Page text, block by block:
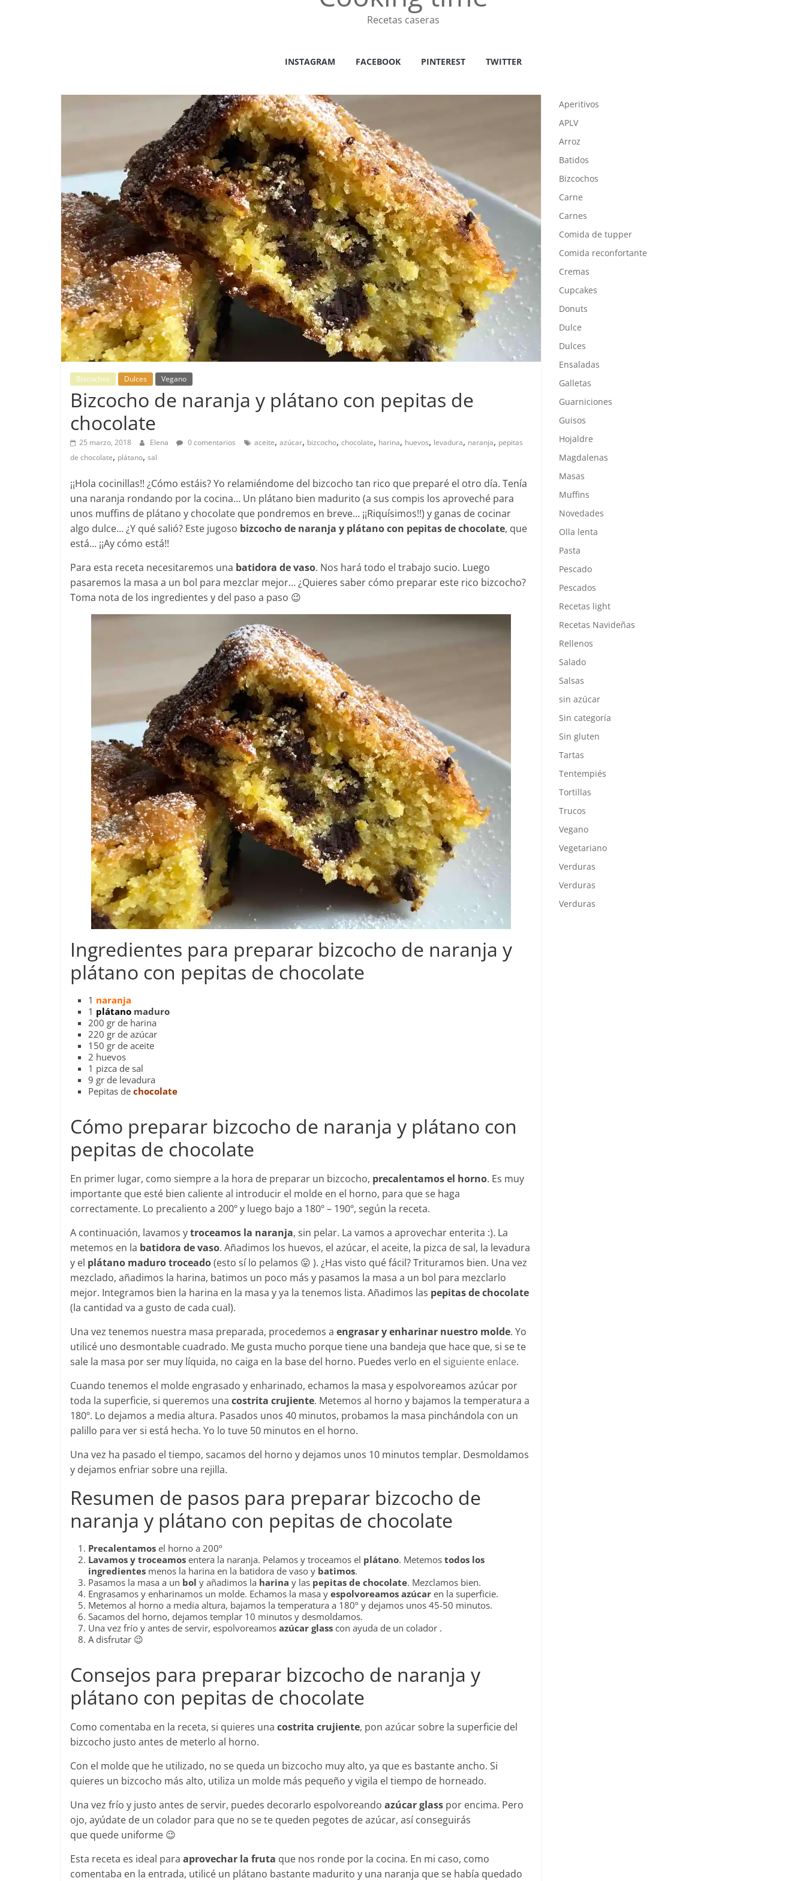
Recetas caseras
INSTAGRAM FACEBOOK PINTEREST TWITTER
Bizcochos Dulces Vegano
Bizcocho de naranja y plátano con pepitas de
chocolate
25 marzo, 2018 Elena 0 comentarios aceite, azúcar, bizcocho, chocolate, harina, huevos, levadura, naranja, pepitas
de chocolate, plátano, sal
¡¡Hola cocinillas!! ¿Cómo estáis? Yo relamiéndome del bizcocho tan rico que preparé el otro día. Tenía
una naranja rondando por la cocina… Un plátano bien madurito (a sus compis los aproveché para
unos muffins de plátano y chocolate que pondremos en breve… ¡¡Riquísimos!!) y ganas de cocinar
algo dulce… ¿Y qué salió? Este jugoso bizcocho de naranja y plátano con pepitas de chocolate, que
está… ¡¡Ay cómo está!!
Para esta receta necesitaremos una batidora de vaso. Nos hará todo el trabajo sucio. Luego
pasaremos la masa a un bol para mezclar mejor… ¿Quieres saber cómo preparar este rico bizcocho?
Toma nota de los ingredientes y del paso a paso 😉
Ingredientes para preparar bizcocho de naranja y
plátano con pepitas de chocolate
1 naranja
1 plátano maduro
200 gr de harina
220 gr de azúcar
150 gr de aceite
2 huevos
1 pizca de sal
9 gr de levadura
Pepitas de chocolate
Cómo preparar bizcocho de naranja y plátano con
pepitas de chocolate
En primer lugar, como siempre a la hora de preparar un bizcocho, precalentamos el horno. Es muy
importante que esté bien caliente al introducir el molde en el horno, para que se haga
correctamente. Lo precaliento a 200º y luego bajo a 180º – 190º, según la receta.
A continuación, lavamos ytroceamos la naranja, sin pelar. La vamos a aprovechar enterita :). La
metemos en la batidora de vaso. Añadimos los huevos, el azúcar, el aceite, la pizca de sal, la levadura
y el plátano maduro troceado(esto sí lo pelamos 😛 ). ¿Has visto qué fácil? Trituramos bien. Una vez
mezclado, añadimos la harina, batimos un poco más y pasamos la masa a un bol para mezclarlo
mejor. Integramos bien la harina en la masa y ya la tenemos lista. Añadimos las pepitas de chocolate
(la cantidad va a gusto de cada cual).
Una vez tenemos nuestra masa preparada, procedemos a engrasar y enharinar nuestro molde. Yo
utilicé uno desmontable cuadrado. Me gusta mucho porque tiene una bandeja que hace que, si se te
sale la masa por ser muy líquida, no caiga en la base del horno. Puedes verlo en el siguiente enlace.
Cuando tenemos el molde engrasado y enharinado, echamos la masa y espolvoreamos azúcar por
toda la superficie, si queremos una costrita crujiente. Metemos al horno y bajamos la temperatura a
180º. Lo dejamos a media altura. Pasados unos 40 minutos, probamos la masa pinchándola con un
palillo para ver si está hecha. Yo lo tuve 50 minutos en el horno.
Una vez ha pasado el tiempo, sacamos del horno y dejamos unos 10 minutos templar. Desmoldamos
y dejamos enfriar sobre una rejilla.
Resumen de pasos para preparar bizcocho de
naranja y plátano con pepitas de chocolate
Precalentamos el horno a 200º
Lavamos y troceamos entera la naranja. Pelamos y troceamos el plátano. Metemos todos los
ingredientes menos la harina en la batidora de vaso y batimos.
Pasamos la masa a un bol y añadimos la harina y las pepitas de chocolate. Mezclamos bien.
Engrasamos y enharinamos un molde. Echamos la masa y espolvoreamos azúcar en la superficie.
Metemos al horno a media altura, bajamos la temperatura a 180º y dejamos unos 45-50 minutos.
Sacamos del horno, dejamos templar 10 minutos y desmoldamos.
Una vez frío y antes de servir, espolvoreamos azúcar glass con ayuda de un colador .
A disfrutar 😉
Consejos para preparar bizcocho de naranja y
plátano con pepitas de chocolate
Como comentaba en la receta, si quieres una costrita crujiente, pon azúcar sobre la superficie del
bizcocho justo antes de meterlo al horno.
Con el molde que he utilizado, no se queda un bizcocho muy alto, ya que es bastante ancho. Si
quieres un bizcocho más alto, utiliza un molde más pequeño y vigila el tiempo de horneado.
Una vez frío y justo antes de servir, puedes decorarlo espolvoreando azúcar glass por encima. Pero
ojo, ayúdate de un colador para que no se te queden pegotes de azúcar, así conseguirás
que quede uniforme 😉
Esta receta es ideal para aprovechar la fruta que nos ronde por la cocina. En mi caso, como
comentaba en la entrada, utilicé un plátano bastante madurito y una naranja que se había quedado
Aperitivos
APLV
Arroz
Batidos
Bizcochos
Carne
Carnes
Comida de tupper
Comida reconfortante
Cremas
Cupcakes
Donuts
Dulce
Dulces
Ensaladas
Galletas
Guarniciones
Guisos
Hojaldre
Magdalenas
Masas
Muffins
Novedades
Olla lenta
Pasta
Pescado
Pescados
Recetas light
Recetas Navideñas
Rellenos
Salado
Salsas
sin azúcar
Sin categoría
Sin gluten
Tartas
Tentempiés
Tortillas
Trucos
Vegano
Vegetariano
Verduras
Verduras
Verduras